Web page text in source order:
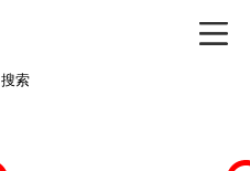
搜索